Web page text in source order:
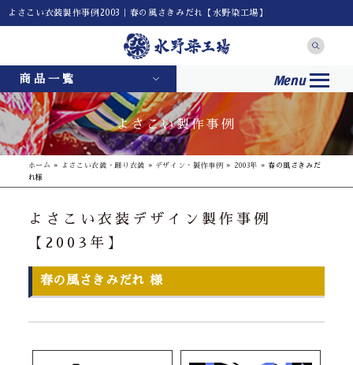
よさこい衣装製作事例2003｜春の風さきみだれ【水野染工場】
商品一覧 Menu
よさこい製作事例
ホーム » よさこい衣装・踊り衣装 » デザイン・製作事例 » 2003年 » 春の風さきみだ
れ様
よさこい衣装デザイン製作事例
【2003年】
春の風さきみだれ 様